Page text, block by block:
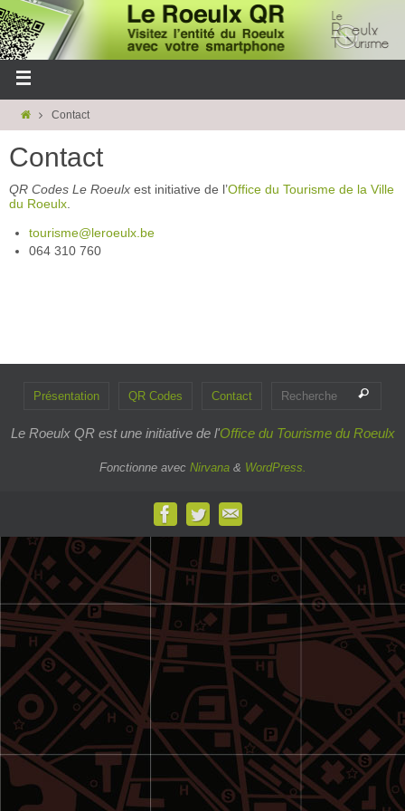
Contact
Contact
QR Codes Le Roeulx est initiative de l’Office du Tourisme de la Ville
du Roeulx
tourisme@leroeulx.be
064 310 760
Présentation QR Codes Contact
Le Roeulx QR est une initiative de l'Office du Tourisme du Roeulx
Fonctionne avec Nirvana& WordPress.